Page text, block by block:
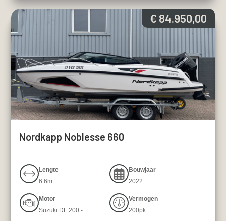
€ 84.950,00
Nordkapp Noblesse 660
Lengte
6.6m
Bouwjaar
2022
Motor
Suzuki DF 200 -
Vermogen
200pk